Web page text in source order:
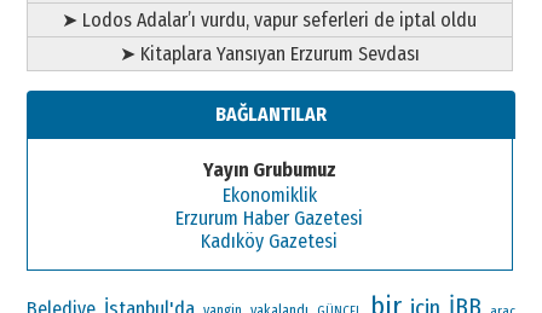
➤ Lodos Adalar’ı vurdu, vapur seferleri de iptal oldu
➤ Kitaplara Yansıyan Erzurum Sevdası
BAĞLANTILAR
Yayın Grubumuz
Ekonomiklik
Erzurum Haber Gazetesi
Kadıköy Gazetesi